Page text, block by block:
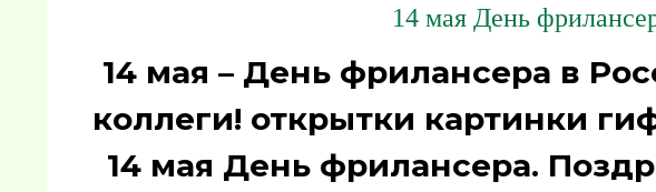
14 мая День
14 мая – День фрилансера в
коллеги! открытки картинки
14 мая День фрилансера.